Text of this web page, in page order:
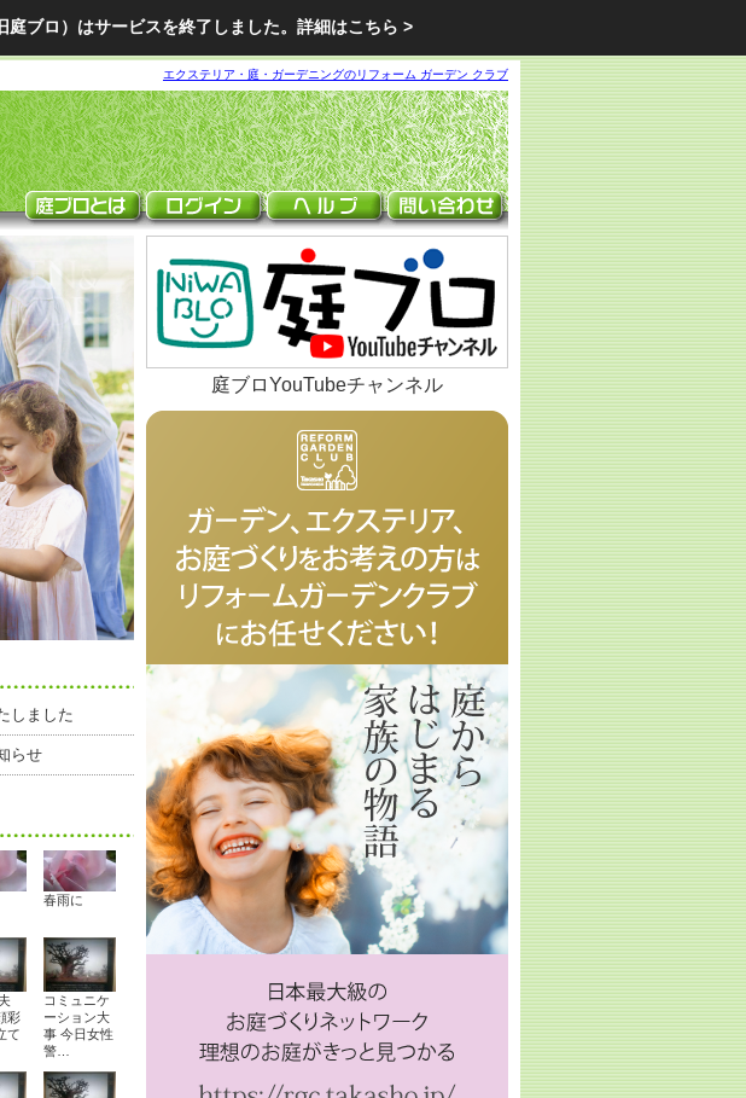
ブロ）はサービスを終了しました。 詳細はこちら >
エクステリア・庭・ガーデニングのリフォーム ガーデン クラブ
しました
らせ
春雨に
彩
て
コミュニケ
ーション大
事 今日女性
警…
庭ブロYouTubeチャンネル